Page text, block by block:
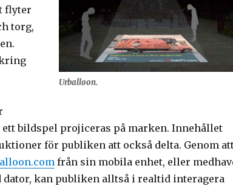
Urballoon.
flyter
torg,
ett bildspel projiceras på marken. Innehållet
för publiken att också delta. Genom
från sin mobila enhet, eller
dator, kan publiken alltså i realtid interagera